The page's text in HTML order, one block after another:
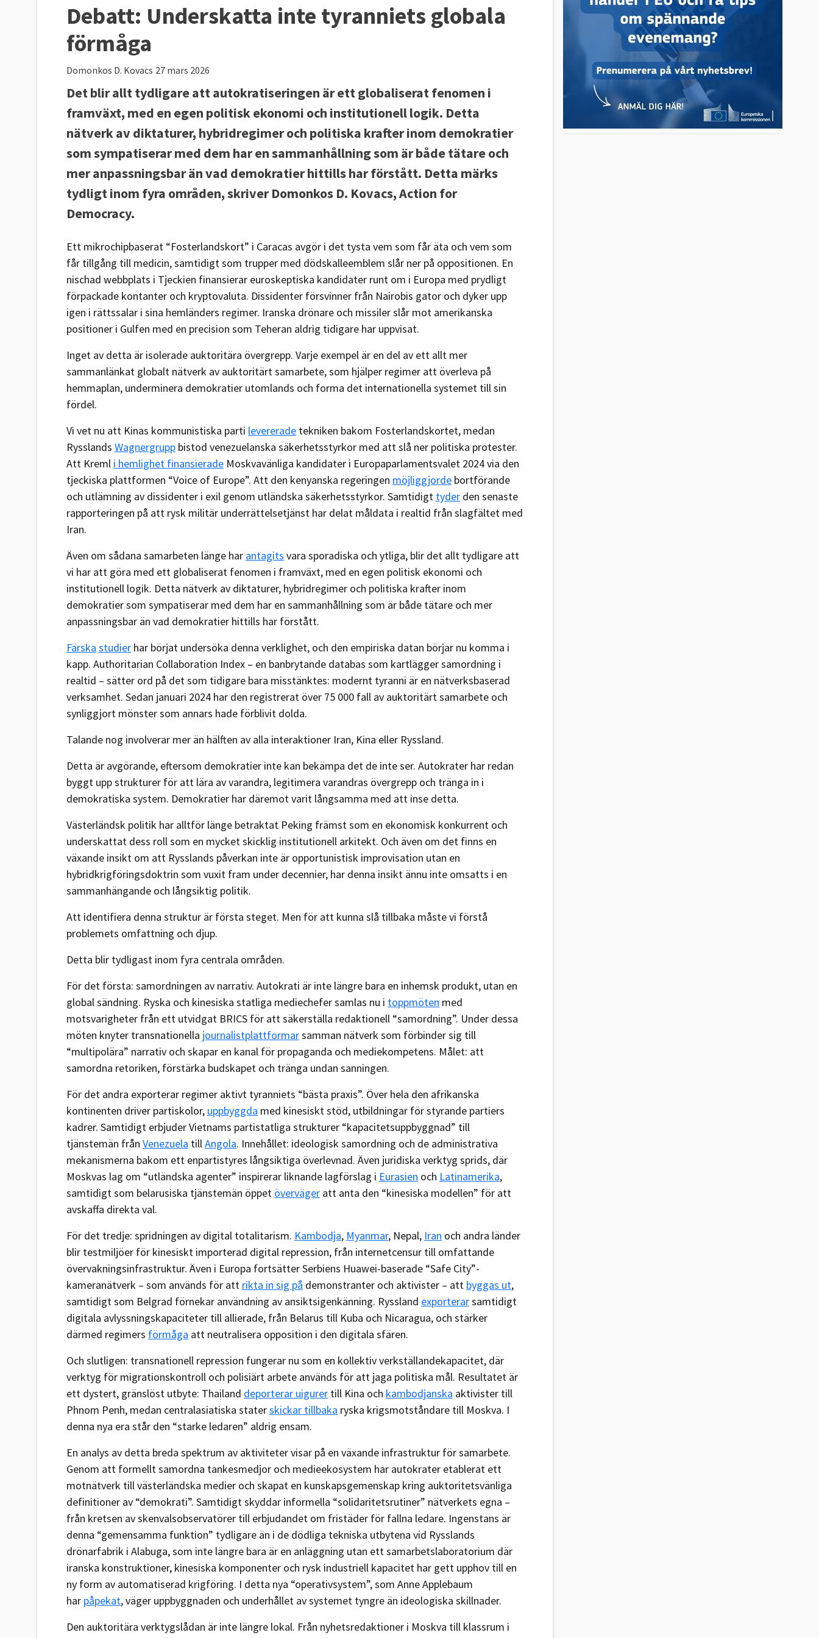
Debatt: Underskatta inte tyranniets globala
förmåga
Domonkos D. Kovacs 27 mars 2026
Det blir allt tydligare att autokratiseringen är ett globaliserat fenomen i
framväxt, med en egen politisk ekonomi och institutionell logik. Detta
nätverk av diktaturer, hybridregimer och politiska krafter inom demokratier
som sympatiserar med dem har en sammanhållning som är både tätare och
mer anpassningsbar än vad demokratier hittills har förstått. Detta märks
tydligt inom fyra områden, skriver Domonkos D. Kovacs, Action for
Democracy.
Ett mikrochipbaserat “Fosterlandskort” i Caracas avgör i det tysta vem som får äta och vem som
får tillgång till medicin, samtidigt som trupper med dödskalleemblem slår ner på oppositionen. En
nischad webbplats i Tjeckien finansierar euroskeptiska kandidater runt om i Europa med prydligt
förpackade kontanter och kryptovaluta. Dissidenter försvinner från Nairobis gator och dyker upp
igen i rättssalar i sina hemländers regimer. Iranska drönare och missiler slår mot amerikanska
positioner i Gulfen med en precision som Teheran aldrig tidigare har uppvisat.
Inget av detta är isolerade auktoritära övergrepp. Varje exempel är en del av ett allt mer
sammanlänkat globalt nätverk av auktoritärt samarbete, som hjälper regimer att överleva på
hemmaplan, underminera demokratier utomlands och forma det internationella systemet till sin
fördel.
Vi vet nu att Kinas kommunistiska parti levererade tekniken bakom Fosterlandskortet, medan
Rysslands Wagnergrupp bistod venezuelanska säkerhetsstyrkor med att slå ner politiska protester.
Att Kreml i hemlighet finansierade Moskvavänliga kandidater i Europaparlamentsvalet 2024 via den
tjeckiska plattformen “Voice of Europe”. Att den kenyanska regeringen möjliggjorde bortförande
och utlämning av dissidenter i exil genom utländska säkerhetsstyrkor. Samtidigt tyder den senaste
rapporteringen på att rysk militär underrättelsetjänst har delat måldata i realtid från slagfältet med
Iran.
Även om sådana samarbeten länge har antagits vara sporadiska och ytliga, blir det allt tydligare att
vi har att göra med ett globaliserat fenomen i framväxt, med en egen politisk ekonomi och
institutionell logik. Detta nätverk av diktaturer, hybridregimer och politiska krafter inom
demokratier som sympatiserar med dem har en sammanhållning som är både tätare och mer
anpassningsbar än vad demokratier hittills har förstått.
Färska studier har börjat undersöka denna verklighet, och den empiriska datan börjar nu komma i
kapp. Authoritarian Collaboration Index – en banbrytande databas som kartlägger samordning i
realtid – sätter ord på det som tidigare bara misstänktes: modernt tyranni är en nätverksbaserad
verksamhet. Sedan januari 2024 har den registrerat över 75 000 fall av auktoritärt samarbete och
synliggjort mönster som annars hade förblivit dolda.
Talande nog involverar mer än hälften av alla interaktioner Iran, Kina eller Ryssland.
Detta är avgörande, eftersom demokratier inte kan bekämpa det de inte ser. Autokrater har redan
byggt upp strukturer för att lära av varandra, legitimera varandras övergrepp och tränga in i
demokratiska system. Demokratier har däremot varit långsamma med att inse detta.
Västerländsk politik har alltför länge betraktat Peking främst som en ekonomisk konkurrent och
underskattat dess roll som en mycket skicklig institutionell arkitekt. Och även om det finns en
växande insikt om att Rysslands påverkan inte är opportunistisk improvisation utan en
hybridkrigföringsdoktrin som vuxit fram under decennier, har denna insikt ännu inte omsatts i en
sammanhängande och långsiktig politik.
Att identifiera denna struktur är första steget. Men för att kunna slå tillbaka måste vi förstå
problemets omfattning och djup.
Detta blir tydligast inom fyra centrala områden.
För det första: samordningen av narrativ. Autokrati är inte längre bara en inhemsk produkt, utan en
global sändning. Ryska och kinesiska statliga mediechefer samlas nu i toppmöten med
motsvarigheter från ett utvidgat BRICS för att säkerställa redaktionell “samordning”. Under dessa
möten knyter transnationella journalistplattformarsamman nätverk som förbinder sig till
“multipolära” narrativ och skapar en kanal för propaganda och mediekompetens. Målet: att
samordna retoriken, förstärka budskapet och tränga undan sanningen.
För det andra exporterar regimer aktivt tyranniets “bästa praxis”. Över hela den afrikanska
kontinenten driver partiskolor, uppbyggda med kinesiskt stöd, utbildningar för styrande partiers
kadrer. Samtidigt erbjuder Vietnams partistatliga strukturer “kapacitetsuppbyggnad” till
tjänstemän från Venezuela tillAngola. Innehållet: ideologisk samordning och de administrativa
mekanismerna bakom ett enpartistyres långsiktiga överlevnad. Även juridiska verktyg sprids, där
Moskvas lag om “utländska agenter” inspirerar liknande lagförslag i Eurasien och Latinamerika,
samtidigt som belarusiska tjänstemän öppet överväger att anta den “kinesiska modellen” för att
avskaffa direkta val.
För det tredje: spridningen av digital totalitarism. Kambodja, Myanmar, Nepal, Iran och andra länder
blir testmiljöer för kinesiskt importerad digital repression, från internetcensur till omfattande
övervakningsinfrastruktur. Även i Europa fortsätter Serbiens Huawei-baserade “Safe City”-
kameranätverk – som används för att rikta in sig på demonstranter och aktivister – att byggas ut,
samtidigt som Belgrad förnekar användning av ansiktsigenkänning. Ryssland exporterarsamtidigt
digitala avlyssningskapaciteter till allierade, från Belarus till Kuba och Nicaragua, och stärker
därmed regimers förmåga att neutralisera opposition i den digitala sfären.
Och slutligen: transnationell repression fungerar nu som en kollektiv verkställandekapacitet, där
verktyg för migrationskontroll och polisiärt arbete används för att jaga politiska mål. Resultatet är
ett dystert, gränslöst utbyte: Thailand deporterar uigurer till Kina och kambodjanska aktivister till
Phnom Penh, medan centralasiatiska staterskickar tillbaka ryska krigsmotståndare till Moskva. I
denna nya era står den “starke ledaren” aldrig ensam.
En analys av detta breda spektrum av aktiviteter visar på en växande infrastruktur för samarbete.
Genom att formellt samordna tankesmedjor och medieekosystem har autokrater etablerat ett
motnätverk till västerländska medier och skapat en kunskapsgemenskap kring auktoritetsvänliga
definitioner av “demokrati”. Samtidigt skyddar informella “solidaritetsrutiner” nätverkets egna –
från kretsen av skenvalsobservatörer till erbjudandet om fristäder för fallna ledare. Ingenstans är
denna “gemensamma funktion” tydligare än i de dödliga tekniska utbytena vid Rysslands
drönarfabrik i Alabuga, som inte längre bara är en anläggning utan ett samarbetslaboratorium där
iranska konstruktioner, kinesiska komponenter och rysk industriell kapacitet har gett upphov till en
ny form av automatiserad krigföring. I detta nya “operativsystem”, som Anne Applebaum
har påpekat, väger uppbyggnaden och underhållet av systemet tyngre än ideologiska skillnader.
Den auktoritära verktygslådan är inte längre lokal. Från nyhetsredaktioner i Moskva till klassrum i